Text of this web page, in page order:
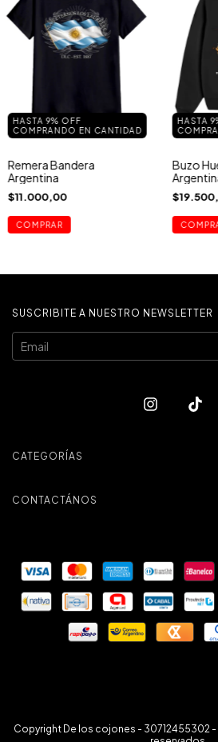
HASTA 9% OFF
COMPRANDO EN CANTIDAD
Remera Bandera
Argentina
$11.000,00
COMPRAR
HASTA
Buzo
SUSCRIBITE A NUESTRO NEWSLETTER
CATEGORÍAS
CONTACTÁNOS
Copyright De los cojones - 30712455302